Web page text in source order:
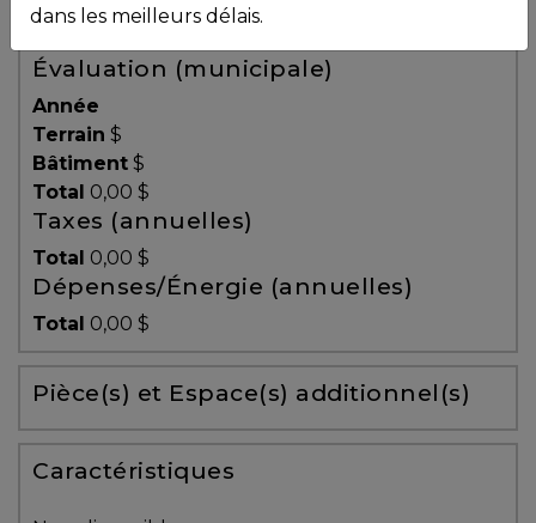
Partenaires
Témoignages
Blogue
ACHAT
Alerte
immobilière
Avec
un
courtier
vous
Évaluation (municipale)
Année
Terrain $
Bâtiment $
Total 0,00 $
Taxes (annuelles)
Total 0,00 $
Dépenses/Énergie (annuelles)
Total 0,00 $
Pièce(s) et Espace(s) additionnel(s)
Caractéristiques
dans les meilleurs délais.